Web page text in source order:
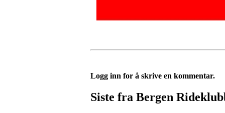
Logg inn for å skrive en kommentar.
Siste fra Bergen